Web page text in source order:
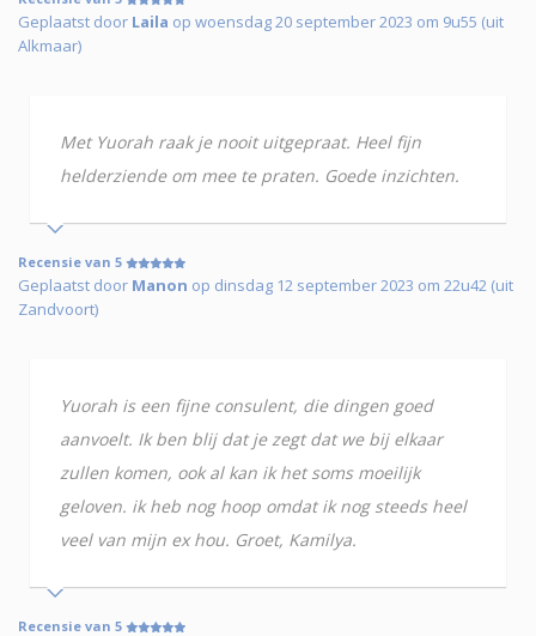
Geplaatst door Laila op woensdag 20 september 2023 om 9u55 (uit
Alkmaar)
Met Yuorah raak je nooit uitgepraat. Heel fijn
helderziende om mee te praten. Goede inzichten.
Recensie van 5
Geplaatst door Manon op dinsdag 12 september 2023 om 22u42 (uit
Zandvoort)
Yuorah is een fijne consulent, die dingen goed
aanvoelt. Ik ben blij dat je zegt dat we bij elkaar
zullen komen, ook al kan ik het soms moeilijk
geloven. ik heb nog hoop omdat ik nog steeds heel
veel van mijn ex hou. Groet, Kamilya.
Recensie van 5